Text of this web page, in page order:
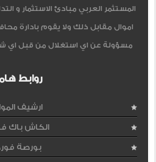
المستثمر العربي مبادئ الاستثمار و
اموال مقابل ذلك ولا يقوم بادارة
مسؤولة عن اي استغلال من قبل اي
روابط
ارشيف
الكاش باك
بورصة